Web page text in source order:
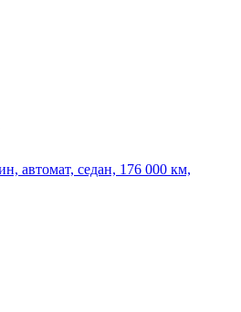
автомат, седан, 176 000 км,